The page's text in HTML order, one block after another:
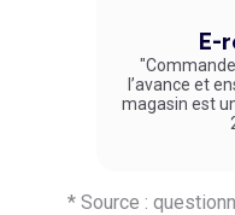
E-
l’avance et
magasin est
un service
* Source :